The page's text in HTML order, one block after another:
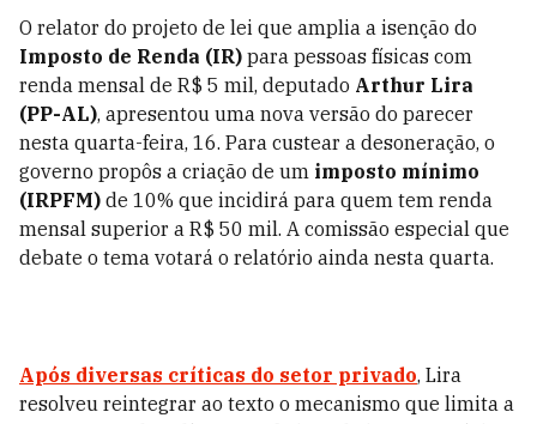
O relator do projeto de lei que amplia a isenção do
Imposto de Renda (IR) para pessoas físicas com
renda mensal de R$ 5 mil, deputado Arthur Lira
(PP-AL), apresentou uma nova versão do parecer
nesta quarta-feira, 16. Para custear a desoneração, o
governo propôs a criação de um imposto mínimo
(IRPFM) de 10% que incidirá para quem tem renda
mensal superior a R$ 50 mil. A comissão especial que
debate o tema votará o relatório ainda nesta quarta.
Após diversas críticas do setor privado, Lira
resolveu reintegrar ao texto o mecanismo que limita a